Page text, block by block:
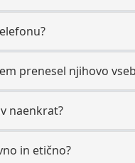
prenesel njihovo
naenkrat?
in etično?